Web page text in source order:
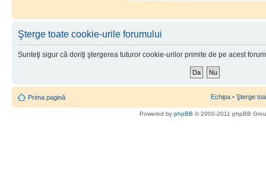
Şterge toate cookie-urile forumului
Sunteţi sigur că doriţi ştergerea tuturor cookie-urilor primite de pe acest
Prima pagină Echipa • Şterge
Powered by phpBB © 2000-2011 phpBB